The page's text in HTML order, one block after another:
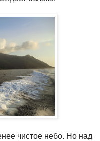
чистое небо. Но над